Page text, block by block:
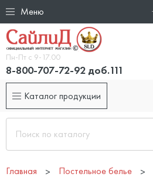
Меню
Пн-Пт с 9-17.00
8-800-707-72-92 доб.111
Каталог продукции
Главная
Постельное белье